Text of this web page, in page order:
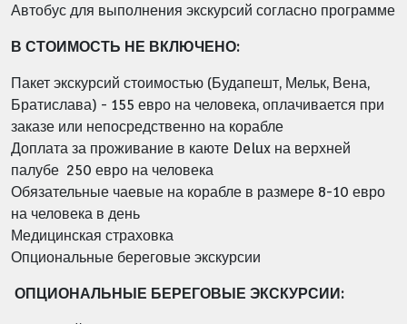
Автобус для выполнения экскурсий согласно программе
В СТОИМОСТЬ НЕ ВКЛЮЧЕНО:
Пакет экскурсий стоимостью (Будапешт, Мельк, Вена,
Братислава) - 155 евро на человека, оплачивается при
заказе или непосредственно на корабле
Доплата за проживание в каюте Delux на верхней
палубе 250 евро на человека
Обязательные чаевые на корабле в размере 8-10 евро
на человека в день
Медицинская страховка
Опциональные береговые экскурсии
ОПЦИОНАЛЬНЫЕ БЕРЕГОВЫЕ ЭКСКУРСИИ: